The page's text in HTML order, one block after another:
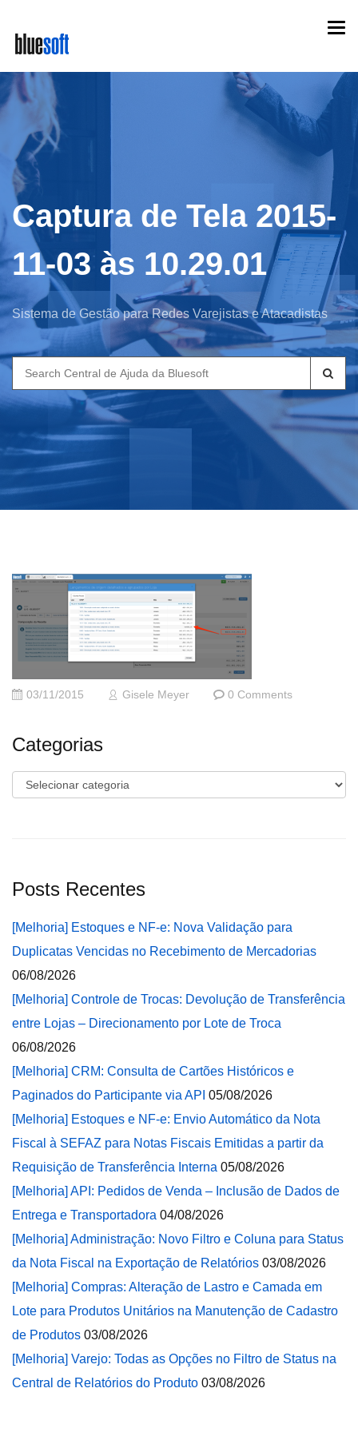
main
content
Captura de Tela 2015-
11-03 às 10.29.01
Sistema de Gestão para Redes Varejistas e Atacadistas
Search
for:
03/11/2015 Gisele Meyer 0 Comments
Categorias
Categorias
Posts Recentes
[Melhoria] Estoques e NF-e: Nova Validação para
Duplicatas Vencidas no Recebimento de Mercadorias
06/08/2026
[Melhoria] Controle de Trocas: Devolução de Transferência
entre Lojas – Direcionamento por Lote de Troca
06/08/2026
[Melhoria] CRM: Consulta de Cartões Históricos e
Paginados do Participante via API 05/08/2026
[Melhoria] Estoques e NF-e: Envio Automático da Nota
Fiscal à SEFAZ para Notas Fiscais Emitidas a partir da
Requisição de Transferência Interna 05/08/2026
[Melhoria] API: Pedidos de Venda – Inclusão de Dados de
Entrega e Transportadora 04/08/2026
[Melhoria] Administração: Novo Filtro e Coluna para Status
da Nota Fiscal na Exportação de Relatórios 03/08/2026
[Melhoria] Compras: Alteração de Lastro e Camada em
Lote para Produtos Unitários na Manutenção de Cadastro
de Produtos 03/08/2026
[Melhoria] Varejo: Todas as Opções no Filtro de Status na
Central de Relatórios do Produto 03/08/2026